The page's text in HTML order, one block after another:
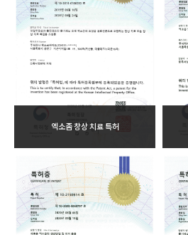
엑소좀 창상 치료 특허